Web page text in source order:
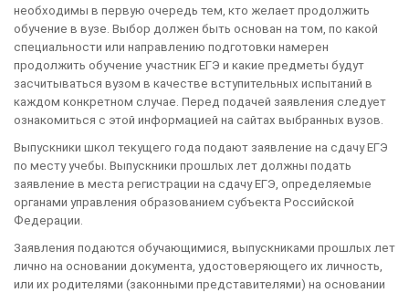
необходимы в первую очередь тем, кто желает продолжить
обучение в вузе. Выбор должен быть основан на том, по какой
специальности или направлению подготовки намерен
продолжить обучение участник ЕГЭ и какие предметы будут
засчитываться вузом в качестве вступительных испытаний в
каждом конкретном случае. Перед подачей заявления следует
ознакомиться с этой информацией на сайтах выбранных вузов.
Выпускники школ текущего года подают заявление на сдачу ЕГЭ
по месту учебы. Выпускники прошлых лет должны подать
заявление в места регистрации на сдачу ЕГЭ, определяемые
органами управления образованием субъекта Российской
Федерации.
Заявления подаются обучающимися, выпускниками прошлых лет
лично на основании документа, удостоверяющего их личность,
или их родителями (законными представителями) на основании